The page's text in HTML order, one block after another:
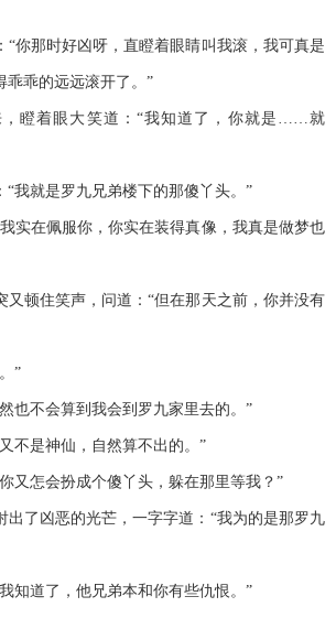
那时好凶呀，直瞪着眼睛叫我滚，我可真是
乖乖的远远滚开了。”
瞪着眼大笑道：“我知道了，你就是……就
就是罗九兄弟楼下的那傻丫头。”
在佩服你，你实在装得真像，我真是做梦也
顿住笑声，问道：“但在那天之前，你并没有
”
不会算到我会到罗九家里去的。”
是神仙，自然算不出的。”
怎会扮成个傻丫头，躲在那里等我？”
了凶恶的光芒，一字字道：“我为的是那罗九
道了，他兄弟本和你有些仇恨。”